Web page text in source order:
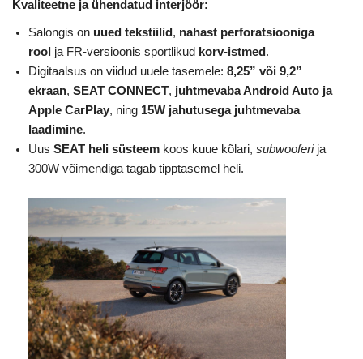
Kvaliteetne ja ühendatud interjöör:
Salongis on uued tekstiilid , nahast perforatsiooniga
rool ja FR-versioonis sportlikud korv-istmed .
Digitaalsus on viidud uuele tasemele: 8,25” või 9,2”
ekraan, SEAT CONNECT, juhtmevaba Android Auto ja
Apple CarPlay, ning 15W jahutusega juhtmevaba
laadimine.
Uus SEAT heli süsteem koos kuue kõlari, subwooferi ja
300W võimendiga tagab tipptasemel heli.